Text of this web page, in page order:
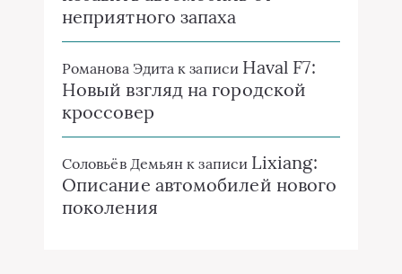
неприятного запаха
Романова Эдита к записи Haval F7:
Новый взгляд на городской
кроссовер
Соловьёв Демьян к записи Lixiang:
Описание автомобилей нового
поколения